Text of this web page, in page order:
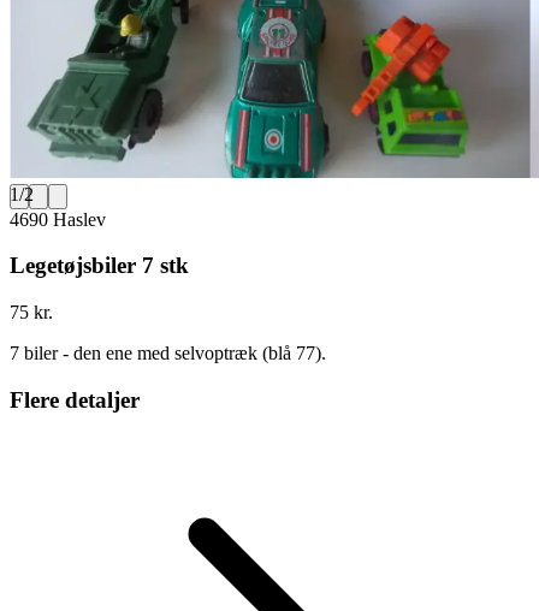
1/2
4690 Haslev
Legetøjsbiler 7 stk
75 kr.
7 biler - den ene med selvoptræk (blå 77).
Flere detaljer